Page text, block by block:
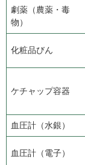
劇薬（農薬・毒
物）
化粧品びん
ケチャップ容器
血圧計（水銀）
血圧計（電子）